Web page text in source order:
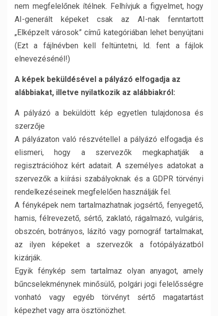
nem megfelelőnek ítélnek. Felhívjuk a figyelmet, hogy
AI-generált képeket csak az AI-nak fenntartott
„Elképzelt városok” című kategóriában lehet benyújtani
(Ezt a fájlnévben kell feltüntetni, ld. fent a fájlok
elnevezésénél!)
A képek beküldésével a pályázó elfogadja az
alábbiakat, illetve nyilatkozik az alábbiakról:
A pályázó a beküldött kép egyetlen tulajdonosa és
szerzője
A pályázaton való részvétellel a pályázó elfogadja és
elismeri, hogy a szervezők megkaphatják a
regisztrációhoz kért adatait. A személyes adatokat a
szervezők a kiírási szabályoknak és a GDPR törvényi
rendelkezéseinek megfelelően használják fel.
A fényképek nem tartalmazhatnak jogsértő, fenyegető,
hamis, félrevezető, sértő, zaklató, rágalmazó, vulgáris,
obszcén, botrányos, lázító vagy pornográf tartalmakat,
az ilyen képeket a szervezők a fotópályázatból
kizárják.
Egyik fénykép sem tartalmaz olyan anyagot, amely
bűncselekménynek minősülő, polgári jogi felelősségre
vonható vagy egyéb törvényt sértő magatartást
képezhet vagy arra ösztönözhet.